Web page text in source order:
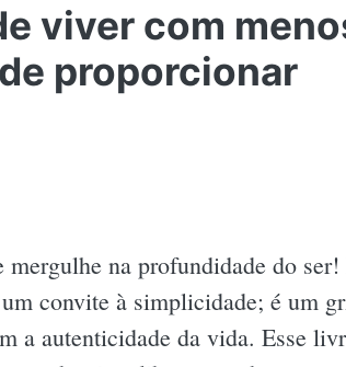
viver com
proporcionar
mergulhe na profundidade do ser!
convite à simplicidade; é um
a autenticidade da vida. Esse